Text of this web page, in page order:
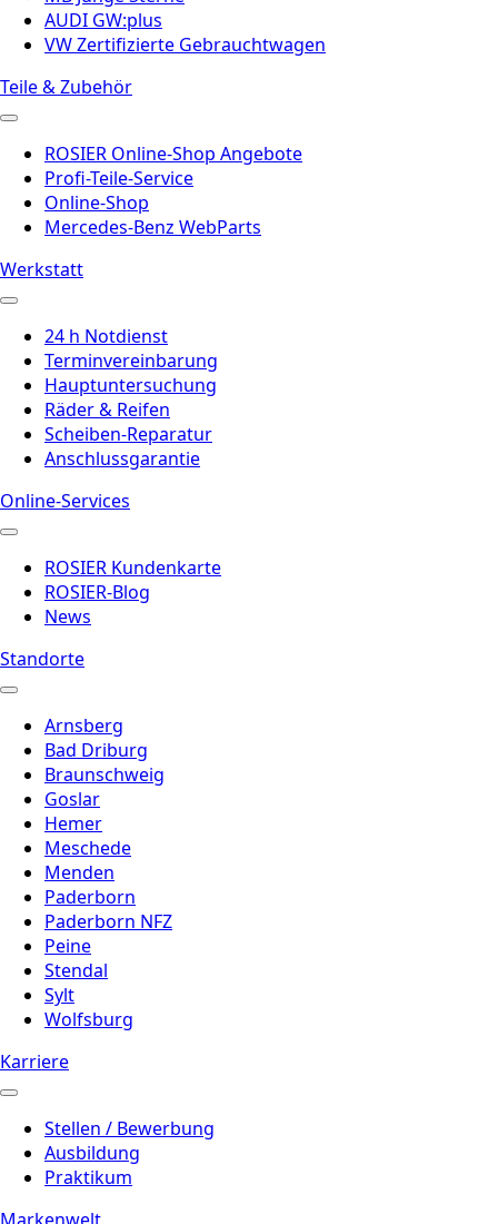
AUDI GW:plus
VW Zertifizierte Gebrauchtwagen
Teile & Zubehör
ROSIER Online-Shop Angebote
Profi-Teile-Service
Online-Shop
Mercedes-Benz WebParts
Werkstatt
24 h Notdienst
Terminvereinbarung
Hauptuntersuchung
Räder & Reifen
Scheiben-Reparatur
Anschlussgarantie
Online-Services
ROSIER Kundenkarte
ROSIER-Blog
News
Standorte
Arnsberg
Bad Driburg
Braunschweig
Goslar
Hemer
Meschede
Menden
Paderborn
Paderborn NFZ
Peine
Stendal
Sylt
Wolfsburg
Karriere
Stellen / Bewerbung
Ausbildung
Praktikum